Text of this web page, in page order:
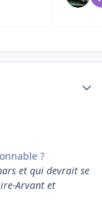
?
et qui devrait se
Arvant et